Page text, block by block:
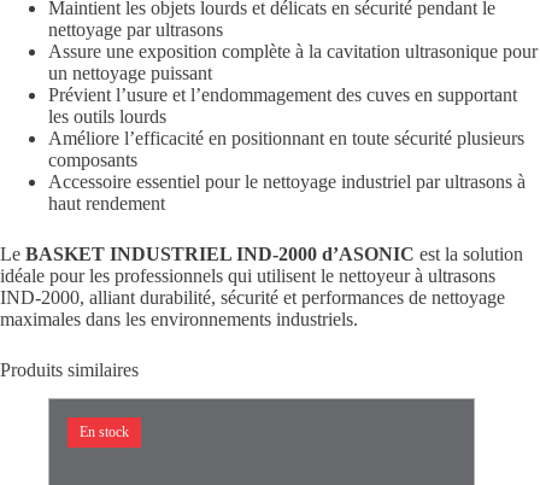
Maintient les objets lourds et délicats en sécurité pendant le
nettoyage par ultrasons
Assure une exposition complète à la cavitation ultrasonique pour
un nettoyage puissant
Prévient l’usure et l’endommagement des cuves en supportant
les outils lourds
Améliore l’efficacité en positionnant en toute sécurité plusieurs
composants
Accessoire essentiel pour le nettoyage industriel par ultrasons à
haut rendement
Le BASKET INDUSTRIEL IND-2000 d’ASONIC est la solution
idéale pour les professionnels qui utilisent le nettoyeur à ultrasons
IND-2000, alliant durabilité, sécurité et performances de nettoyage
maximales dans les environnements industriels.
Produits similaires
En stock